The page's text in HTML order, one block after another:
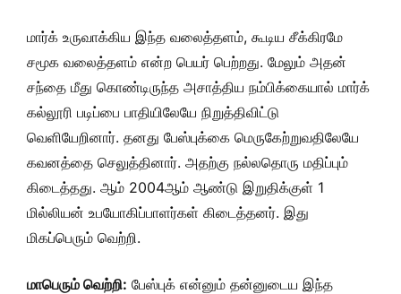
மார்க் உருவாக்கிய இந்த வலைத்தளம், கூடிய சீக்கிரமே
சமூக வலைத்தளம் என்ற பெயர் பெற்றது. மேலும் அதன்
சந்தை மீது கொண்டிருந்த அசாத்திய நம்பிக்கையால் மார்க்
கல்லூரி படிப்பை பாதியிலேயே நிறுத்திவிட்டு
வெளியேறினார். தனது பேஸ்புக்கை மெருகேற்றுவதிலேயே
கவனத்தை செலுத்தினார். அதற்கு நல்லதொரு மதிப்பும்
கிடைத்தது. ஆம் 2004ஆம் ஆண்டு இறுதிக்குள் 1
மில்லியன் உபயோகிப்பாளர்கள் கிடைத்தனர். இது
மிகப்பெரும் வெற்றி.
மாபெரும் வெற்றி: பேஸ்புக் என்னும் தன்னுடைய இந்த